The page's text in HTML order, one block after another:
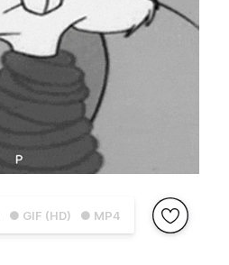
● GIF (HD) ● MP4